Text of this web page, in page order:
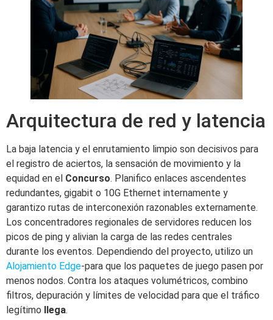
Arquitectura de red y latencia
La baja latencia y el enrutamiento limpio son decisivos para
el registro de aciertos, la sensación de movimiento y la
equidad en el Concurso. Planifico enlaces ascendentes
redundantes, gigabit o 10G Ethernet internamente y
garantizo rutas de interconexión razonables externamente.
Los concentradores regionales de servidores reducen los
picos de ping y alivian la carga de las redes centrales
durante los eventos. Dependiendo del proyecto, utilizo un
Alojamiento Edge-para que los paquetes de juego pasen por
menos nodos. Contra los ataques volumétricos, combino
filtros, depuración y límites de velocidad para que el tráfico
legítimo llega.